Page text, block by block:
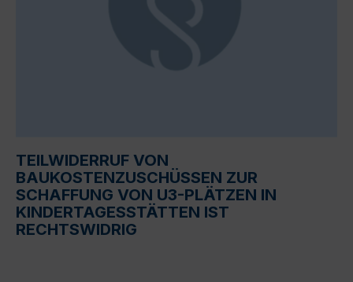
TEILWIDERRUF VON
BAUKOSTENZUSCHÜSSEN ZUR
SCHAFFUNG VON U3-PLÄTZEN IN
KINDERTAGESSTÄTTEN IST
RECHTSWIDRIG